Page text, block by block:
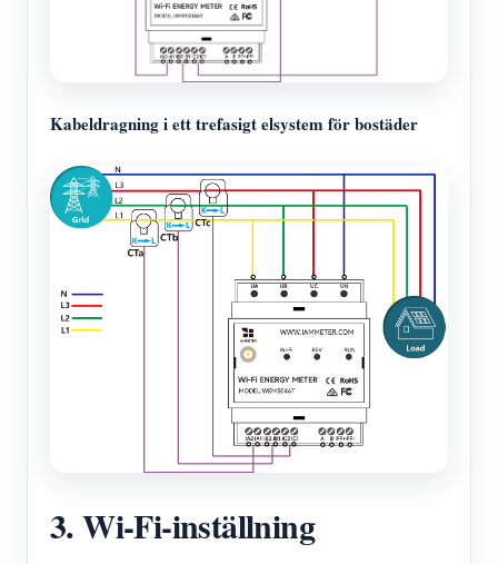
Kabeldragning i ett trefasigt elsystem för bostäder
3. Wi-Fi-inställning